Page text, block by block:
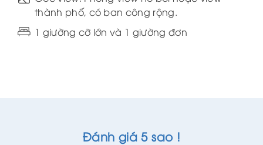
thành phố, có ban công rộng.
1 giường cỡ lớn và 1 giường đơn
giá 5 sao !